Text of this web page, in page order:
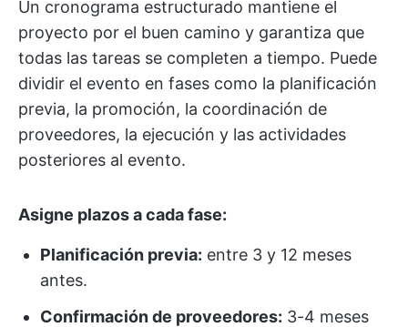
Un cronograma estructurado mantiene el
proyecto por el buen camino y garantiza que
todas las tareas se completen a tiempo. Puede
dividir el evento en fases como la planificación
previa, la promoción, la coordinación de
proveedores, la ejecución y las actividades
posteriores al evento.
Asigne plazos a cada fase:
Planificación previa: entre 3 y 12 meses
antes.
Confirmación de proveedores: 3-4 meses